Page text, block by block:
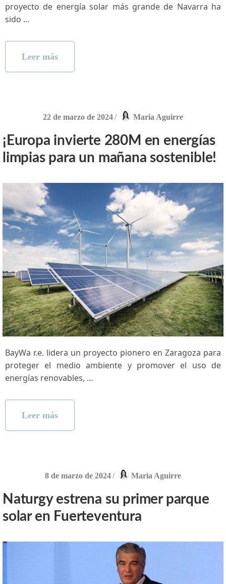
proyecto de energía solar más grande ‌de Navarra ha
sido …
Leer más
22 de marzo de 2024/ Maria Aguirre
¡Europa invierte 280M en energías
limpias para un mañana sostenible!
BayWa⁤ r.e. ⁢lidera un proyecto pionero en Zaragoza para
proteger el medio ambiente y promover el uso de
energías renovables, …
Leer más
8 de marzo de 2024/ Maria Aguirre
Naturgy estrena su primer parque
solar en Fuerteventura